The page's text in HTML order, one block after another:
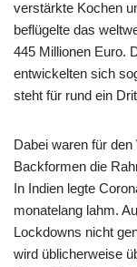
verstärkte Kochen
beflügelte das
445 Millionen Euro.
entwickelten sich
steht für rund ein
Dabei waren für
Backformen die
In Indien legte
monatelang lahm.
Lockdowns nicht
wird üblicherweise